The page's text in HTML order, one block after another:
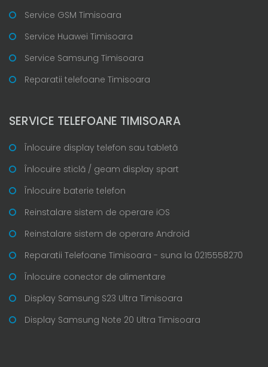
Service GSM Timisoara
Service Huawei Timisoara
Service Samsung Timisoara
Reparatii telefoane Timisoara
SERVICE TELEFOANE TIMISOARA
Înlocuire display telefon sau tabletă
Înlocuire sticlă / geam display spart
Înlocuire baterie telefon
Reinstalare sistem de operare iOS
Reinstalare sistem de operare Android
Reparatii Telefoane Timisoara - suna la 0215558270
Înlocuire conector de alimentare
Display Samsung S23 Ultra Timisoara
Display Samsung Note 20 Ultra Timisoara